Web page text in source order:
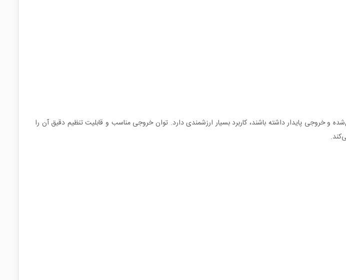
و خروجی پایدار داشته باشند، کاربرد بسیار ارزشمندی دارد. توان خروجی مناسب و قابلیت تنظیم دقیق آن را